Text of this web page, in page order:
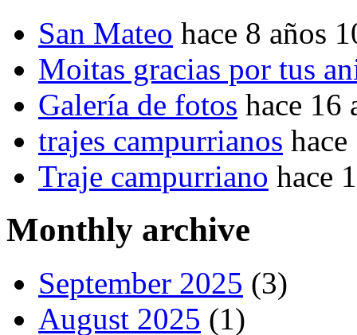
San Mateo hace 8 años
Moitas gracias por tus
Galería de fotos hace 16
trajes campurrianos
Traje campurriano hace
Monthly archive
September 2025 (3)
August 2025 (1)